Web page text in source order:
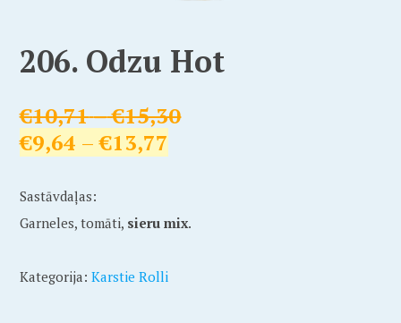
206. Odzu Hot
€10,71–€15,30
€9,64 – €13,77
Sastāvdaļas:
Garneles, tomāti, sieru mix.
Kategorija:Karstie Rolli